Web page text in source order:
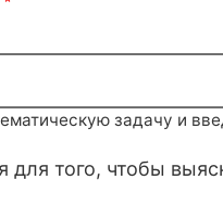
задачу и
для того, чтобы